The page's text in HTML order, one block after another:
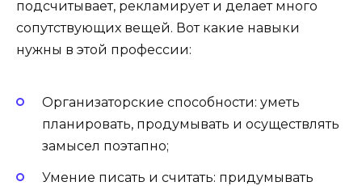
подсчитывает, рекламирует и делает много
сопутствующих вещей. Вот какие навыки
нужны в этой профессии:
Организаторские способности: уметь
планировать, продумывать и осуществлять
замысел поэтапно;
Умение писать и считать: придумывать